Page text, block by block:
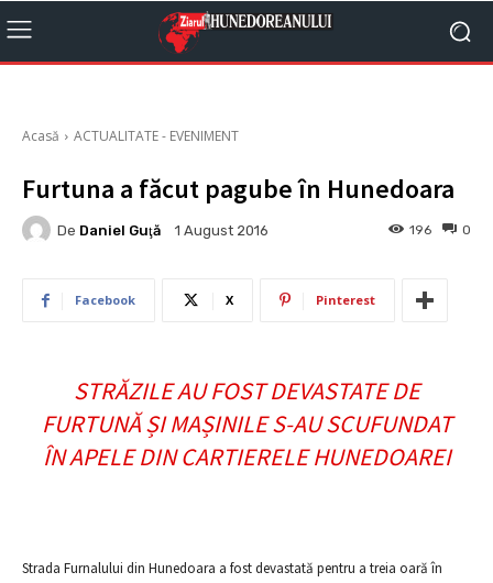
Acasă ACTUALITATE - EVENIMENT
Furtuna a făcut pagube în Hunedoara
De Daniel Guţă 1 August 2016 0
196
Facebook X Pinterest
STRĂZILE AU FOST DEVASTATE DE
FURTUNĂ ȘI MAȘINILE S-AU SCUFUNDAT
ÎN APELE DIN CARTIERELE HUNEDOAREI
Strada Furnalului din Hunedoara a fost devastată pentru a treia oară în